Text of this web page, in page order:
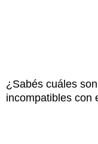
¿Sabés cuáles
incompatibles con